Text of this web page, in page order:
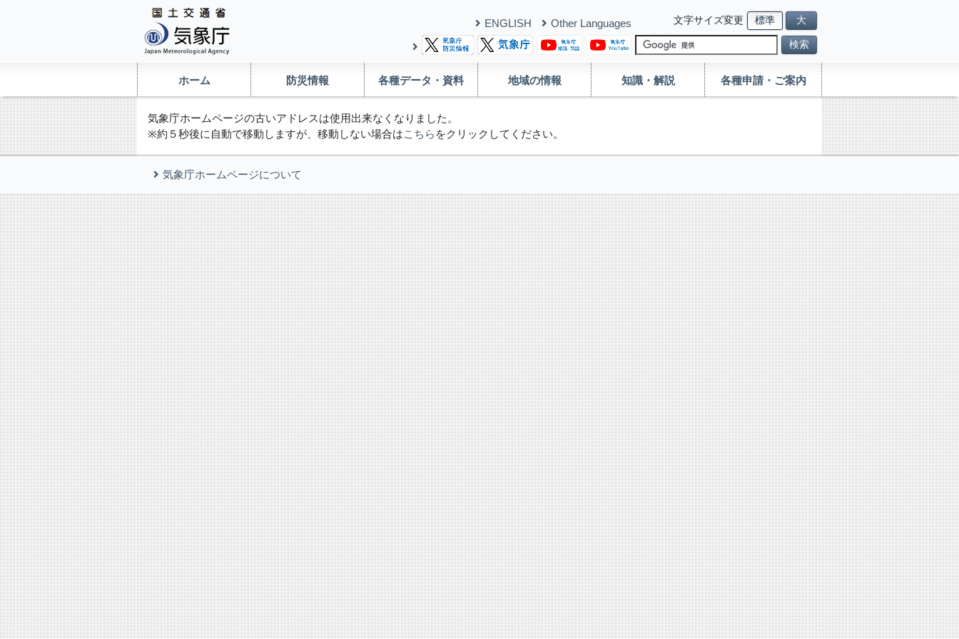
ENGLISH Other Languages 文字サイズ変更 標準 大
検索
ホーム 防災情報 各種データ・資料 地域の情報 知識・解説 各種申請・ご案内
気象庁ホームページの古いアドレスは使用出来なくなりました。
※約５秒後に自動で移動しますが、移動しない場合はこちら をクリックしてください。
気象庁ホームページについて